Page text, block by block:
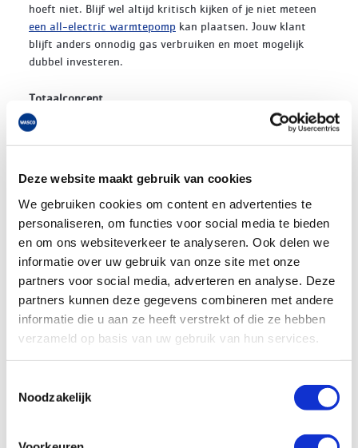
Deze website maakt gebruik van cookies
We gebruiken cookies om content en advertenties te
personaliseren, om functies voor social media te bieden
en om ons websiteverkeer te analyseren. Ook delen we
informatie over uw gebruik van onze site met onze
partners voor social media, adverteren en analyse. Deze
partners kunnen deze gegevens combineren met andere
informatie die u aan ze heeft verstrekt of die ze hebben
verzameld op basis van uw gebruik van hun services.
Noodzakelijk
hoeft niet. Blijf wel altijd kritisch kijken of je niet meteen
een all-electric warmtepomp kan plaatsen. Jouw klant
blijft anders onnodig gas verbruiken en moet mogelijk
dubbel investeren.
Totaalconcept
Wanneer je gaat verduurzamen bij een klant is het handig
om te onderzoeken of
de uitkomst
biedt. Op deze manier installeer je direct meerdere
warmwatersysteem en eenwtw-unit. Je stelt een pakket
samen met alle gewenste oplossingen voor je klant.
Voldoen aan BENG
Ook met alleen elektrisch verwarmen kan je voldoen aan
BENG
. De BENG-rekenmethodiek is nog wat onbekend bij
de installateur, maar het is mogelijk om een berekening op
te stellen die uiteindelijk aan alle eisen voldoet.
Daarnaast kan je verschillende duurzame systemen
combineren.